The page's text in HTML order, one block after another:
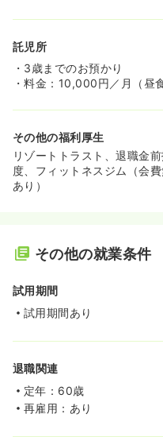
託児所
・3歳までのお預かり
・料金：10,000円／月（昼
その他の福利厚生
リゾートトラスト、退職金
度、フィットネスジム（会
あり）
その他の就業条件
試用期間
試用期間あり
退職関連
定年：60歳
再雇用：あり